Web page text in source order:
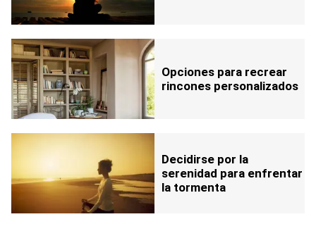
Opciones para recrear
rincones personalizados
Decidirse por la
serenidad para enfrentar
la tormenta